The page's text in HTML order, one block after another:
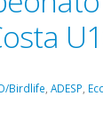
Birdlife ADESP